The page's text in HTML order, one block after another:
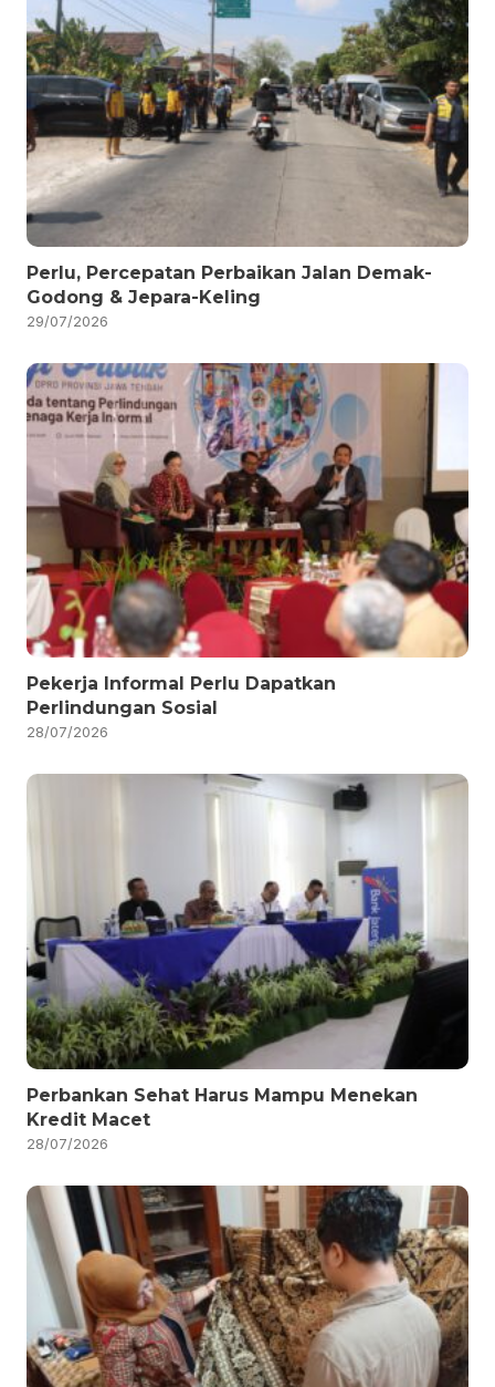
Perlu, Percepatan Perbaikan Jalan Demak-
Godong & Jepara-Keling
29/07/2026
Pekerja Informal Perlu Dapatkan
Perlindungan Sosial
28/07/2026
Perbankan Sehat Harus Mampu Menekan
Kredit Macet
28/07/2026